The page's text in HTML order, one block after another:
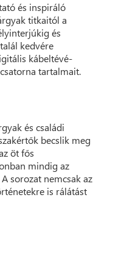
és inspiráló
titkaitól a
és
kedvére
kábeltévé-
tartalmait.
és családi
becslik meg
öt fős
mindig az
sorozat nemcsak az
is rálátást